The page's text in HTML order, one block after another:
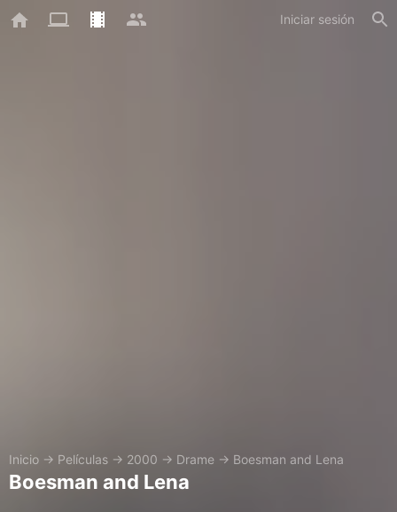
Iniciar sesión
Inicio → Películas → 2000 → Drame → Boesman and Lena
Boesman and Lena